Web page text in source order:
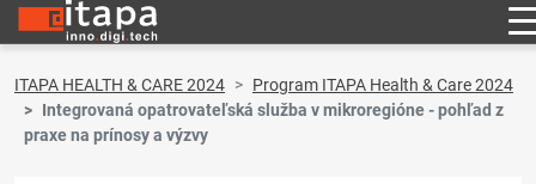
ITAPA HEALTH & CARE 2024
Program ITAPA Health & Care 2024
Integrovaná opatrovateľská služba v mikroregióne - pohľad z
praxe na prínosy a výzvy